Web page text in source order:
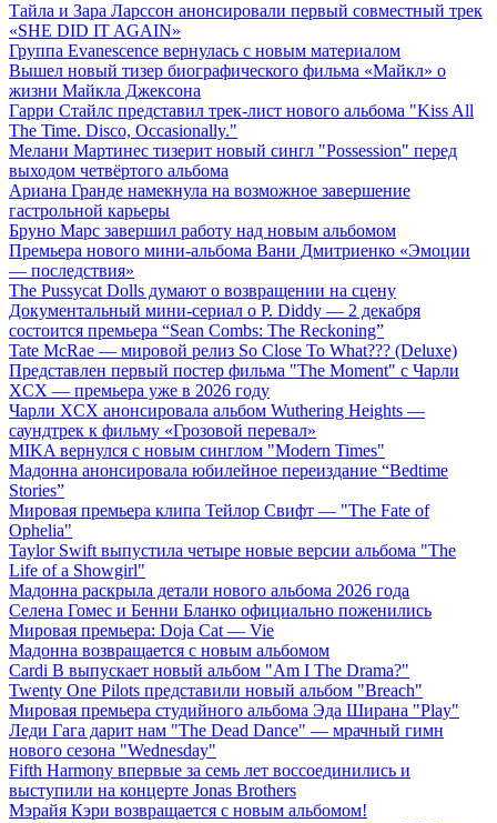
Тайла и Зара Ларссон анонсировали первый совместный трек
«SHE DID IT AGAIN»
Группа Evanescence вернулась с новым материалом
Вышел новый тизер биографического фильма «Майкл» о
жизни Майкла Джексона
Гарри Стайлс представил трек-лист нового альбома "Kiss All
The Time. Disco, Occasionally."
Мелани Мартинес тизерит новый сингл "Possession" перед
выходом четвёртого альбома
Ариана Гранде намекнула на возможное завершение
гастрольной карьеры
Бруно Марс завершил работу над новым альбомом
Премьера нового мини-альбома Вани Дмитриенко «Эмоции
— последствия»
The Pussycat Dolls думают о возвращении на сцену
Документальный мини-сериал о P. Diddy — 2 декабря
состоится премьера “Sean Combs: The Reckoning”
Tate McRae — мировой релиз So Close To What??? (Deluxe)
Представлен первый постер фильма "The Moment" с Чарли
XCX — премьера уже в 2026 году
Чарли XCX анонсировала альбом Wuthering Heights —
саундтрек к фильму «Грозовой перевал»
MIKA вернулся с новым синглом "Modern Times"
Мадонна анонсировала юбилейное переиздание “Bedtime
Stories”
Мировая премьера клипа Тейлор Свифт — "The Fate of
Ophelia"
Taylor Swift выпустила четыре новые версии альбома "The
Life of a Showgirl"
Мадонна раскрыла детали нового альбома 2026 года
Селена Гомес и Бенни Бланко официально поженились
Мировая премьера: Doja Cat — Vie
Мадонна возвращается с новым альбомом
Cardi B выпускает новый альбом "Am I The Drama?"
Twenty One Pilots представили новый альбом "Breach"
Мировая премьера студийного альбома Эда Ширана "Play"
Леди Гага дарит нам "The Dead Dance" — мрачный гимн
нового сезона "Wednesday"
Fifth Harmony впервые за семь лет воссоединились и
выступили на концерте Jonas Brothers
Мэрайя Кэри возвращается с новым альбомом!